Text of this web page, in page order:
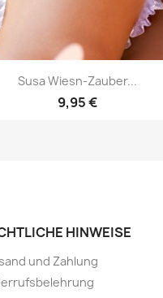
Vorschau
Susa Wiesn-Zauber...
9,95 €
HINWEISE
und Zahlung